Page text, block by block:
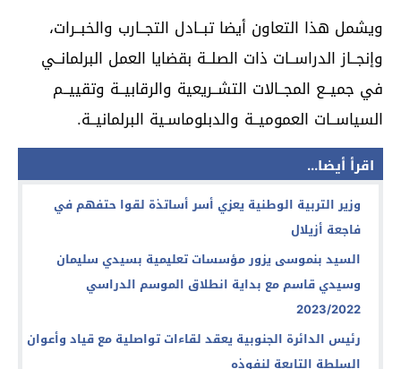
ويشمل هذا التعاون أيضا تبــادل التجــارب والخبــرات،
وإنجــاز الدراســات ذات الصلــة بقضايا العمل البرلمانــي
في جميــع المجــالات التشــريعية والرقابيــة وتقييــم
السياســات العموميــة والدبلوماسـية البرلمانيــة.
اقرأ أيضا...
وزير التربية الوطنية يعزي أسر أساتذة لقوا حتفهم في
فاجعة أزيلال
السيد بنموسى يزور مؤسسات تعليمية بسيدي سليمان
وسيدي قاسم مع بداية انطلاق الموسم الدراسي
2023/2022
رئيس الدائرة الجنوبية يعقد لقاءات تواصلية مع قياد وأعوان
السلطة التابعة لنفوذه